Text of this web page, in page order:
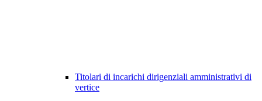
Titolari di incarichi dirigenziali amministrativi di
vertice